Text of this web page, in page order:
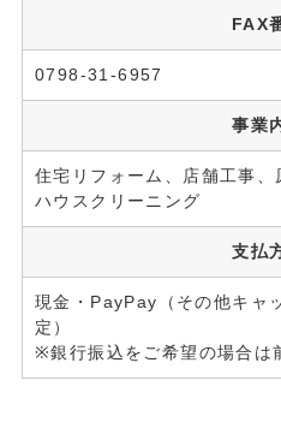
FAX
0798-31-6957
事業
住宅リフォーム、店舗工事、
ハウスクリーニング
支払
現金・PayPay（その他キャ
定）
※銀行振込をご希望の場合は